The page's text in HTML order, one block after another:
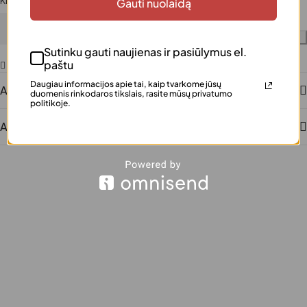
Pridėti į norų sąrašą
Aprašymas
Atsiliepimai
Sutinku gauti naujienas ir pasiūlymus el.
paštu
Daugiau informacijos apie tai, kaip tvarkome jūsų
duomenis rinkodaros tikslais, rasite mūsų privatumo
politikoje.